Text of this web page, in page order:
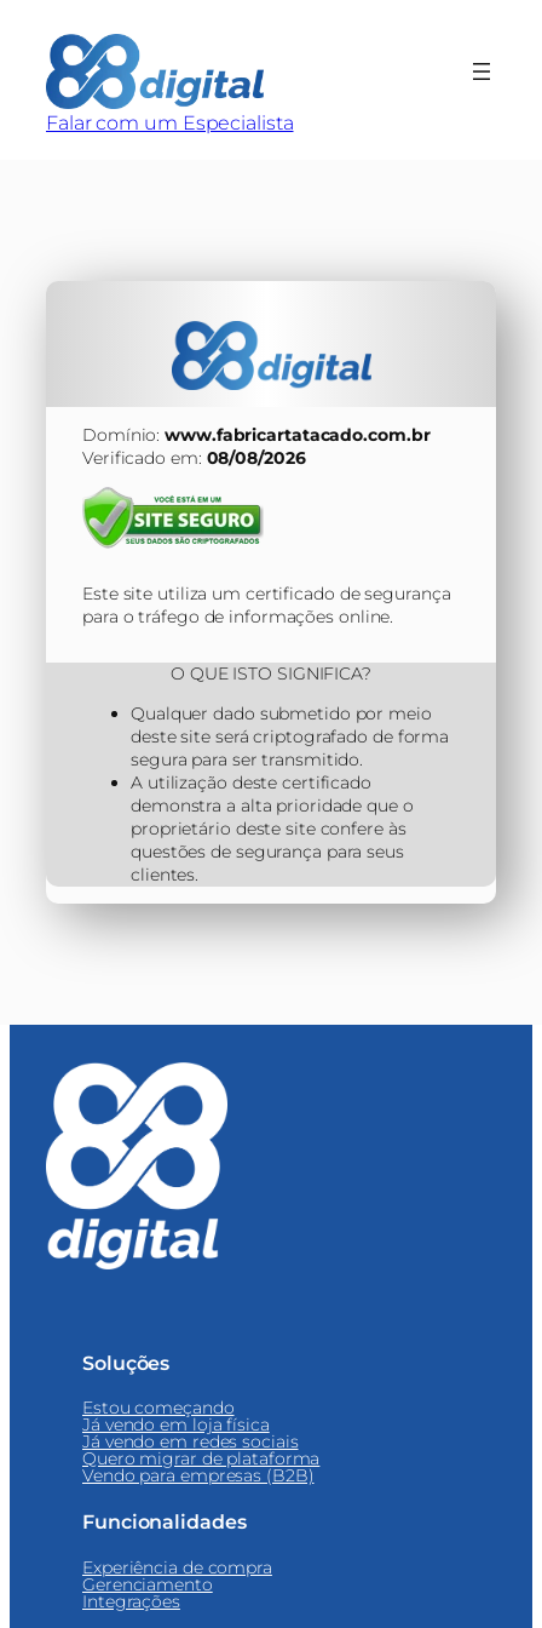
conteúdo
Falar com um Especialista
Domínio:www.fabricartatacado.com.br
Verificado em: 08/08/2026
Este site utiliza um certificado de segurança
para o tráfego de informações online.
O QUE ISTO SIGNIFICA?
Qualquer dado submetido por meio
deste site será criptografado de forma
segura para ser transmitido.
A utilização deste certificado
demonstra a alta prioridade que o
proprietário deste site confere às
questões de segurança para seus
clientes.
Soluções
Estou começando
Já vendo em loja física
Já vendo em redes sociais
Quero migrar de plataforma
Vendo para empresas (B2B)
Funcionalidades
Experiência de compra
Gerenciamento
Integrações